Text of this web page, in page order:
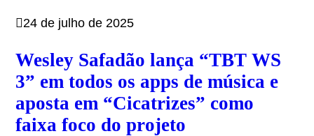
24 de julho de 2025
Wesley Safadão lança “TBT WS
3” em todos os apps de música e
aposta em “Cicatrizes” como
faixa foco do projeto